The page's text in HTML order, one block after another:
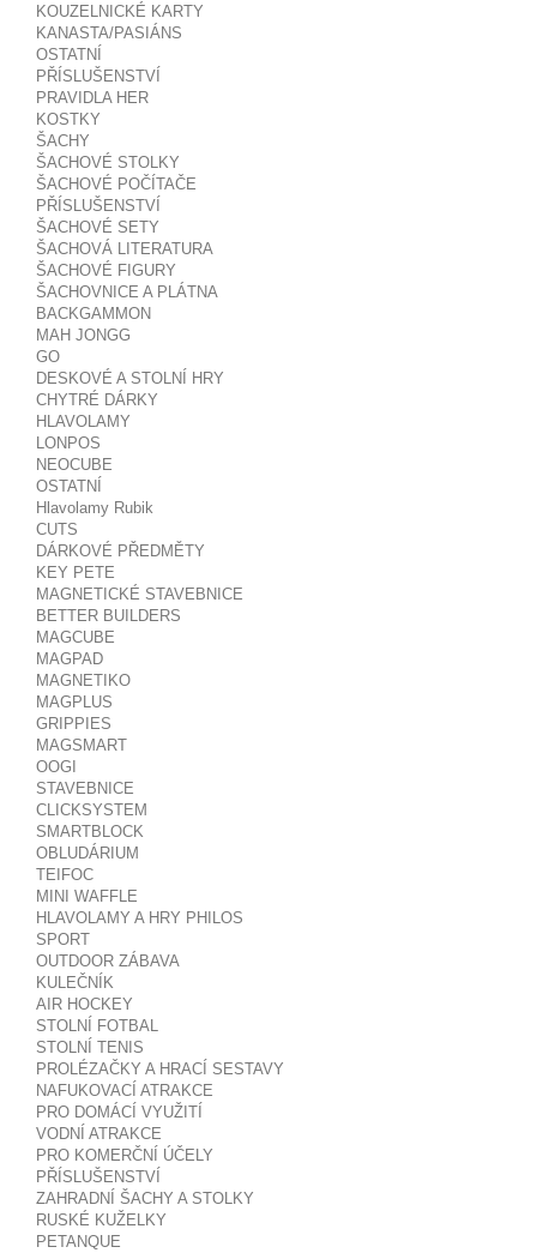
KOUZELNICKÉ KARTY
KANASTA/PASIÁNS
OSTATNÍ
PŘÍSLUŠENSTVÍ
PRAVIDLA HER
KOSTKY
ŠACHY
ŠACHOVÉ STOLKY
ŠACHOVÉ POČÍTAČE
PŘÍSLUŠENSTVÍ
ŠACHOVÉ SETY
ŠACHOVÁ LITERATURA
ŠACHOVÉ FIGURY
ŠACHOVNICE A PLÁTNA
BACKGAMMON
MAH JONGG
GO
DESKOVÉ A STOLNÍ HRY
CHYTRÉ DÁRKY
HLAVOLAMY
LONPOS
NEOCUBE
OSTATNÍ
Hlavolamy Rubik
CUTS
DÁRKOVÉ PŘEDMĚTY
KEY PETE
MAGNETICKÉ STAVEBNICE
BETTER BUILDERS
MAGCUBE
MAGPAD
MAGNETIKO
MAGPLUS
GRIPPIES
MAGSMART
OOGI
STAVEBNICE
CLICKSYSTEM
SMARTBLOCK
OBLUDÁRIUM
TEIFOC
MINI WAFFLE
HLAVOLAMY A HRY PHILOS
SPORT
OUTDOOR ZÁBAVA
KULEČNÍK
AIR HOCKEY
STOLNÍ FOTBAL
STOLNÍ TENIS
PROLÉZAČKY A HRACÍ SESTAVY
NAFUKOVACÍ ATRAKCE
PRO DOMÁCÍ VYUŽITÍ
VODNÍ ATRAKCE
PRO KOMERČNÍ ÚČELY
PŘÍSLUŠENSTVÍ
ZAHRADNÍ ŠACHY A STOLKY
RUSKÉ KUŽELKY
PETANQUE